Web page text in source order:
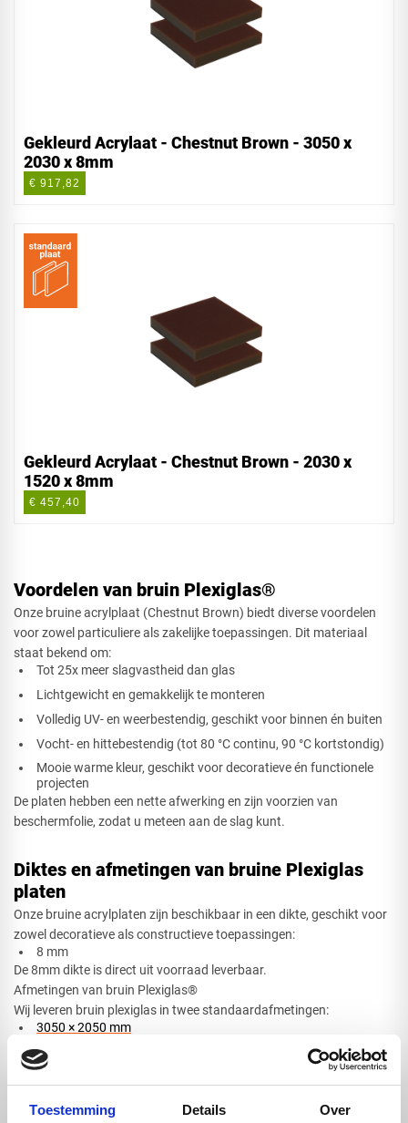
Toestemming Details Over
Gekleurd Acrylaat - Chestnut Brown - 3050 x
2030 x 8mm
€ 917,82
Gekleurd Acrylaat - Chestnut Brown - 2030 x
1520 x 8mm
€ 457,40
Voordelen van bruin Plexiglas®
Onze bruine acrylplaat (Chestnut Brown) biedt diverse voordelen
voor zowel particuliere als zakelijke toepassingen. Dit materiaal
staat bekend om:
Tot 25x meer slagvastheid dan glas
Lichtgewicht en gemakkelijk te monteren
Volledig UV- en weerbestendig, geschikt voor binnen én buiten
Vocht- en hittebestendig (tot 80 °C continu, 90 °C kortstondig)
Mooie warme kleur, geschikt voor decoratieve én functionele
projecten
De platen hebben een nette afwerking en zijn voorzien van
beschermfolie, zodat u meteen aan de slag kunt.
Diktes en afmetingen van bruine Plexiglas
platen
Onze bruine acrylplaten zijn beschikbaar in een dikte, geschikt voor
zowel decoratieve als constructieve toepassingen:
8 mm​
De 8mm dikte is direct uit voorraad leverbaar.
Afmetingen van bruin Plexiglas®
Wij leveren bruin plexiglas in twee standaardafmetingen:
3050 × 2050 mm
2030 × 1520 mm
Deze afmetingen bieden voldoende marge voor zowel kleinere
onderdelen als grote panelen.